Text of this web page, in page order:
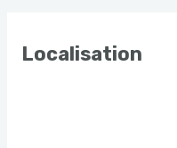
Localisation